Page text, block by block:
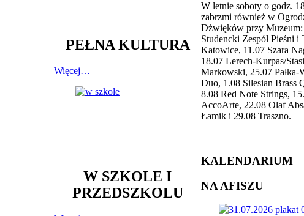
PEŁNA KULTURA
Więcej…
W SZKOLE I
PRZEDSZKOLU
W letnie soboty o godz.
zabrzmi również w
Dźwięków przy
Studencki Zespół Pieśni i
Katowice, 11.07 Szara
18.07 Lerech-Kurpas/
Markowski, 25.07 Pałka-
Duo, 1.08 Silesian Brass
8.08 Red Note Strings,
AccoArte, 22.08 Olaf
Łamik i 29.08 Traszno.
KALENDARIUM
NA AFISZU